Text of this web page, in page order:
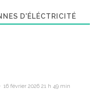
D'ÉLÉCTRICITÉ
16 février 2026 21 h 49 min